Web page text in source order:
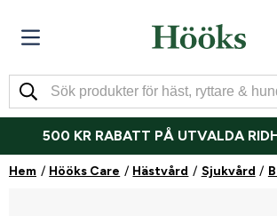
500 KR RABATT PÅ UTVALDA
Hem Hööks Care Hästvård Sjukvård